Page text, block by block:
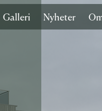
Galleri Nyheter